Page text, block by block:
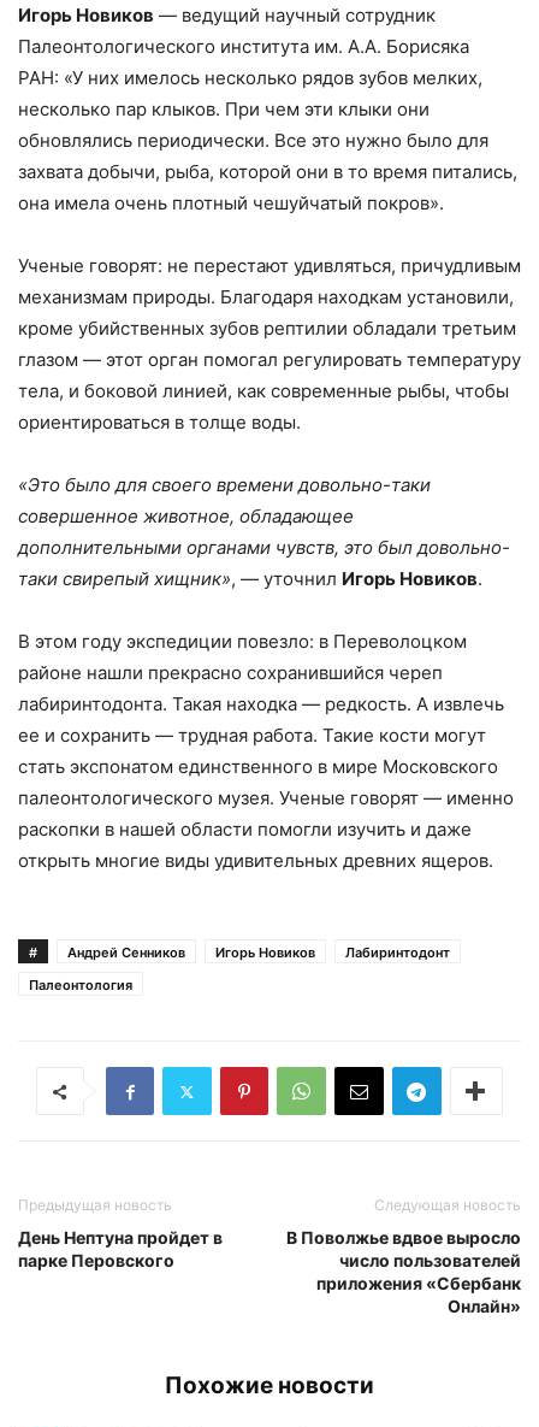
Игорь Новиков — ведущий научный сотрудник
Палеонтологического института им. А.А. Борисяка
РАН: «У них имелось несколько рядов зубов мелких,
несколько пар клыков. При чем эти клыки они
обновлялись периодически. Все это нужно было для
захвата добычи, рыба, которой они в то время питались,
она имела очень плотный чешуйчатый покров».
Ученые говорят: не перестают удивляться, причудливым
механизмам природы. Благодаря находкам установили,
кроме убийственных зубов рептилии обладали третьим
глазом — этот орган помогал регулировать температуру
тела, и боковой линией, как современные рыбы, чтобы
ориентироваться в толще воды.
«Это было для своего времени довольно-таки
совершенное животное, обладающее
дополнительными органами чувств, это был довольно-
таки свирепый хищник», — уточнил Игорь Новиков.
В этом году экспедиции повезло: в Переволоцком
районе нашли прекрасно сохранившийся череп
лабиринтодонта. Такая находка — редкость. А извлечь
ее и сохранить — трудная работа. Такие кости могут
стать экспонатом единственного в мире Московского
палеонтологического музея. Ученые говорят — именно
раскопки в нашей области помогли изучить и даже
открыть многие виды удивительных древних ящеров.
# Андрей Сенников Игорь Новиков
Лабиринтодонт
Палеонтология
Предыдущая новость
День Нептуна пройдет в
парке Перовского
Следующая новость
В Поволжье вдвое выросло
число пользователей
приложения «Сбербанк
Онлайн»
Похожие новости